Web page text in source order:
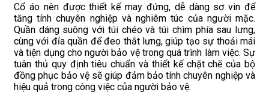
Cổ áo nên được thiết kế may đứng, dễ dàng sơ vin để
tăng tính chuyên nghiệp và nghiêm túc của người mặc.
Quần dáng suông với túi chéo và túi chìm phía sau lưng,
cùng với đỉa quần để đeo thắt lưng, giúp tạo sự thoải mái
và tiện dụng cho người bảo vệ trong quá trình làm việc. Sự
tuân thủ quy định tiêu chuẩn và thiết kế chặt chẽ của bộ
đồng phục bảo vệ sẽ giúp đảm bảo tính chuyên nghiệp và
hiệu quả trong công việc của người bảo vệ.